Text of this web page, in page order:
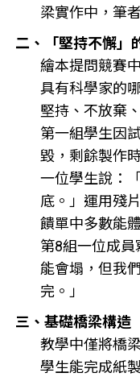
梁實作中，筆
二、「堅持不懈」
繪本提問競賽
具有科學家的
堅持、不放棄
第一組學生因
毀，剩餘製作
一位學生說：
底。」運用殘
饋單中多數能
第8組一位成
能會塌，但我
完。」
三、基礎橋梁構造
教學中僅將橋
學生能完成紙